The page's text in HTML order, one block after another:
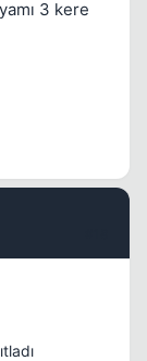
3 kere